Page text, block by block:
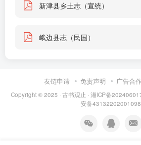
新津县乡土志（宣统）
峨边县志（民国）
友链申请 免责声明 广告合
Copyright © 2025 · 古书观止 · 湘ICP备
安备43132202001098